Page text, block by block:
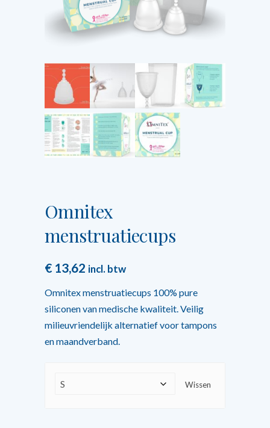
Omnitex
menstruatiecups
€ 13,62 incl. btw
Omnitex menstruatiecups 100% pure
siliconen van medische kwaliteit. Veilig
milieuvriendelijk alternatief voor tampons
en maandverband.
Wissen